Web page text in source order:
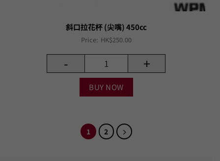
斜口拉花杯 (尖嘴) 450cc
Price: HK$250.00
- +
BUY NOW
1 2